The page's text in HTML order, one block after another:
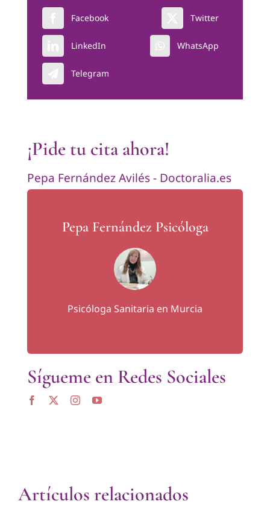
Facebook Twitter
LinkedIn WhatsApp
Telegram
¡Pide tu cita ahora!
Pepa Fernández Avilés - Doctoralia.es
Pepa Fernández Psicóloga
Psicóloga Sanitaria en Murcia
Sígueme en Redes Sociales
Artículos relacionados